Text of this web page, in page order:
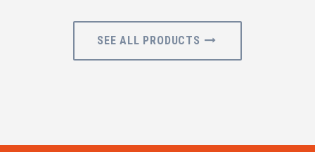
SEE ALL PRODUCTS